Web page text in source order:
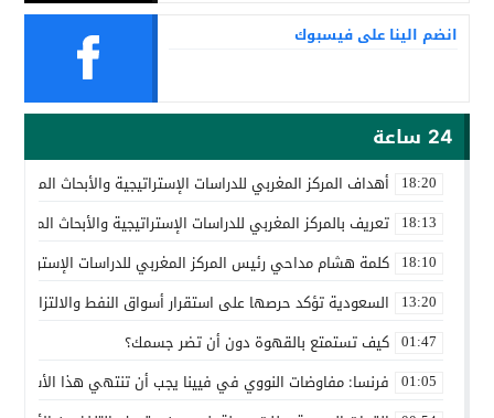
انضم الينا على فيسبوك
24 ساعة
18:20 أهداف المركز المغربي للدراسات الإستراتيجية والأبحاث المتقدمة
18:13 تعريف بالمركز المغربي للدراسات الإستراتيجية والأبحاث
18:10 كلمة هشام مداحي رئيس المركز المغربي للدراسات
13:20 السعودية تؤكد حرصها على استقرار أسواق النفط والالتزام
01:47 كيف تستمتع بالقهوة دون أن تضر جسمك؟
01:05 فرنسا: مفاوضات النووي في فيينا يجب أن تنتهي هذا الأسبوع